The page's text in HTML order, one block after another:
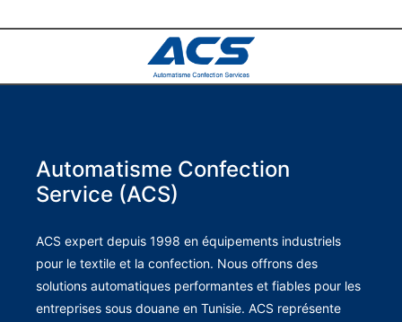
Automatisme Confection
Service (ACS)
ACS expert depuis 1998 en équipements industriels
pour le textile et la confection. Nous offrons des
solutions automatiques performantes et fiables pour les
entreprises sous douane en Tunisie. ACS représente